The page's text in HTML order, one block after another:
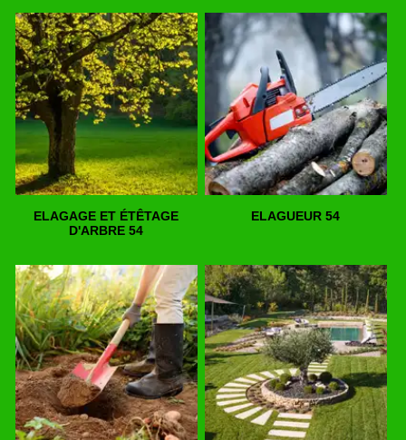
ELAGAGE ET ÉTÊTAGE
D'ARBRE 54
ELAGUEUR 54